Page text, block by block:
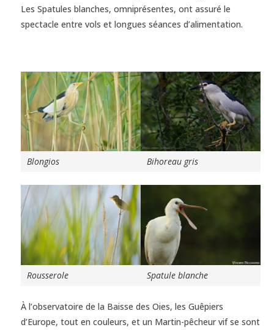
Les Spatules blanches, omniprésentes, ont assuré le
spectacle entre vols et longues séances d’alimentation.
Blongios Bihoreau gris
Rousserole Spatule blanche
À l’observatoire de la Baisse des Oies, les Guêpiers
d’Europe, tout en couleurs, et un Martin-pêcheur vif se sont